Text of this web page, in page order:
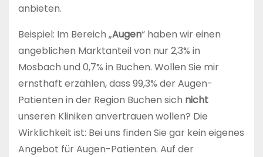
anbieten.
Beispiel: Im Bereich „Augen“ haben wir einen
angeblichen Marktanteil von nur 2,3% in
Mosbach und 0,7% in Buchen. Wollen Sie mir
ernsthaft erzählen, dass 99,3% der Augen-
Patienten in der Region Buchen sich nicht
unseren Kliniken anvertrauen wollen? Die
Wirklichkeit ist: Bei uns finden Sie gar kein eigenes
Angebot für Augen-Patienten. Auf der